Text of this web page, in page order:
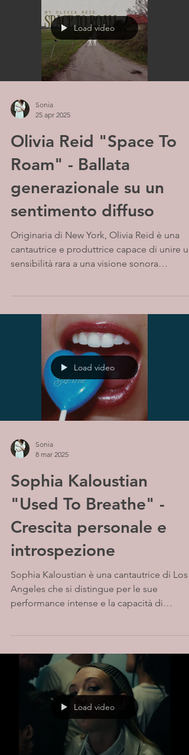
Load video
Sonia
25 apr 2025
Olivia Reid "Space To
Roam" - Ballata
generazionale su un
sentimento diffuso
Originaria di New York, Olivia Reid è una
cantautrice e produttrice capace di unire
sensibilità rara a una visione sonora
Load video
Sonia
8 mar 2025
Sophia Kaloustian
"Used To Breathe" -
Crescita personale e
introspezione
Sophia Kaloustian è una cantautrice di Los
Angeles che si distingue per le sue
performance intense e la capacità di
Load video